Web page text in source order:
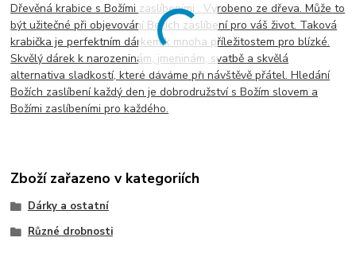
Dřevěná krabice s Božími zaslíbeními . Vyrobeno ze dřeva. Může to
být užitečné při objevování Božích zaslíbení pro váš život. Taková
krabička je perfektním dárkem k mnoha příležitostem pro blízké.
Skvělý dárek k narozeninám, jmeninám, svatbě a skvělá
alternativa sladkostí, které dáváme při návštěvě přátel. Hledání
Božích zaslíbení každý den je dobrodružství s Božím slovem a
Božími zaslíbeními pro každého.
Zboží zařazeno v kategoriích
Dárky a ostatní
Různé drobnosti